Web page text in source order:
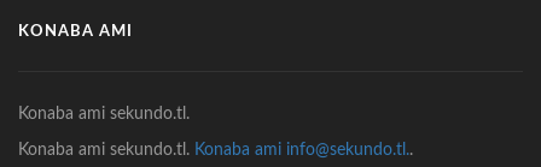
KONABA AMI
Konaba ami sekundo.tl.
Konaba ami sekundo.tl. Konaba ami info@sekundo.tl..